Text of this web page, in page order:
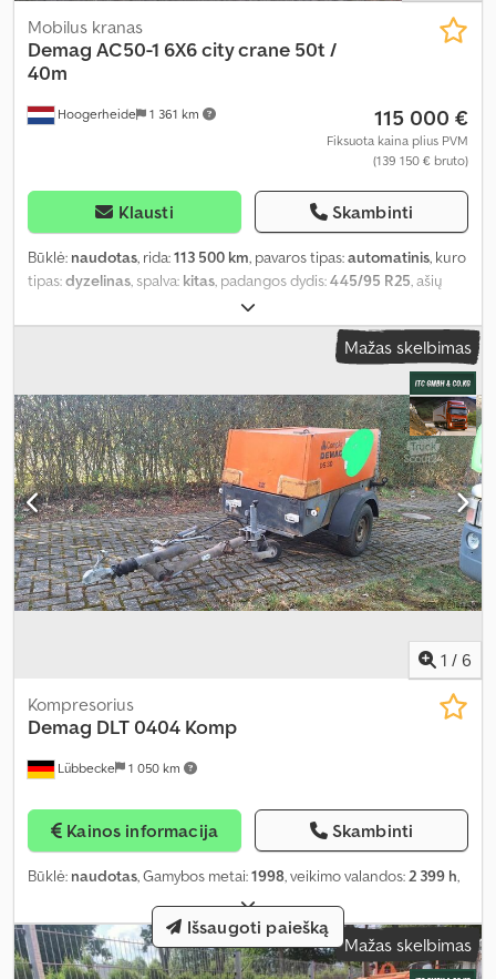
Hoogerheide 1 361 km
Mobilus kranas
Demag AC50-1 6X6 city crane 50t /
40m
115 000 €
Fiksuota kaina plius PVM
(139 150 € bruto)
Klausti Skambinti
Būklė: naudotas, rida:113 500 km, pavaros tipas:automatinis, kuro
tipas:dyzelinas, spalva: kitas, padangos dydis:445/95 R25, ašių
, sėdimų vietų skaičius:
01/2007, pakaba:hidraulika, Gamybos metai:2007, veikimo
ABS, diferencialo užraktas, oroMažas skelbimas
1 / 6
Lübbecke 1 050 km
Kompresorius
Demag DLT 0404 Komp
Kainos informacija Skambinti
Būklė: naudotas, Gamybos metai:1998, veikimo valandos:2 399 h,
Mažas skelbimas
Išsaugoti paiešką